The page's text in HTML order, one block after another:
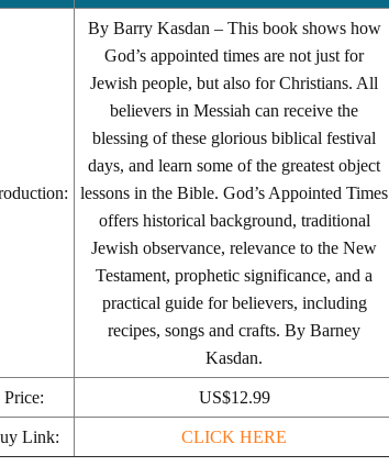
By Barry Kasdan – This book shows how
God’s appointed times are not just for
Jewish people, but also for Christians. All
believers in Messiah can receive the
blessing of these glorious biblical festival
days, and learn some of the greatest object
lessons in the Bible. God’s Appointed Times
offers historical background, traditional
Jewish observance, relevance to the New
Testament, prophetic significance, and a
practical guide for believers, including
recipes, songs and crafts. By Barney
Kasdan.
Price: US$12.99
Link: CLICK HERE